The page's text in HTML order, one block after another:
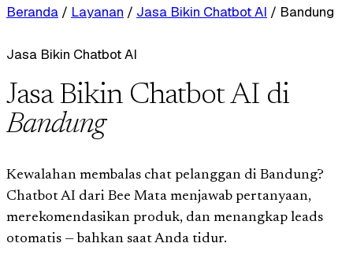
Beranda / Layanan / Jasa Bikin Chatbot AI / Bandung
Jasa Bikin Chatbot AI
Jasa Bikin Chatbot AI di
Bandung
Kewalahan membalas chat pelanggan di Bandung?
Chatbot AI dari Bee Mata menjawab pertanyaan,
merekomendasikan produk, dan menangkap leads
otomatis — bahkan saat Anda tidur.